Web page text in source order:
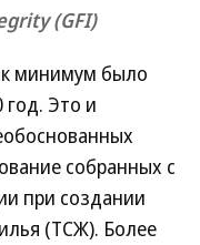
(GFI)
минимум было
год. Это и
собранных с
при создании
(ТСЖ). Более